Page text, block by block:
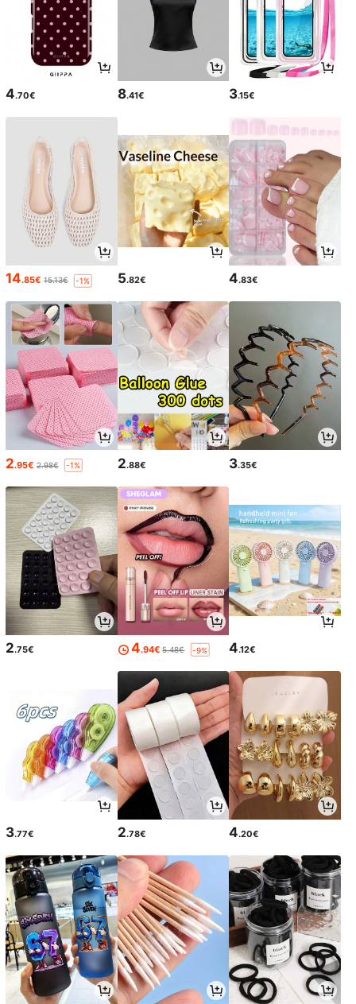
4.70€ 8.41€ 3.15€
14.85€ 15.13€ -1% 5.82€ 4.83€
2.95€ 2.98€ -1% 2.88€ 3.35€
2.75€ 4.94€ 5.48€ -9% 4.12€
3.77€ 2.78€ 4.20€